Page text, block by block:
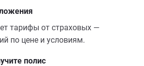
тарифы от страховых —
по цене и условиям.
полис